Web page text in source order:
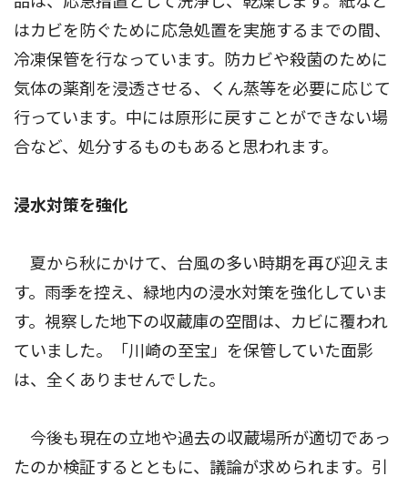
はカビを防ぐために応急処置を実施するまでの間、
冷凍保管を行なっています。防カビや殺菌のために
気体の薬剤を浸透させる、くん蒸等を必要に応じて
行っています。中には原形に戻すことができない場
合など、処分するものもあると思われます。
浸水対策を強化
夏から秋にかけて、台風の多い時期を再び迎えま
す。雨季を控え、緑地内の浸水対策を強化していま
す。視察した地下の収蔵庫の空間は、カビに覆われ
ていました。「川崎の至宝」を保管していた面影
は、全くありませんでした。
今後も現在の立地や過去の収蔵場所が適切であっ
たのか検証するとともに、議論が求められます。引